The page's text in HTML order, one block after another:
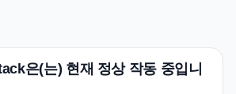
은(는) 현재 정상 작동 중입니